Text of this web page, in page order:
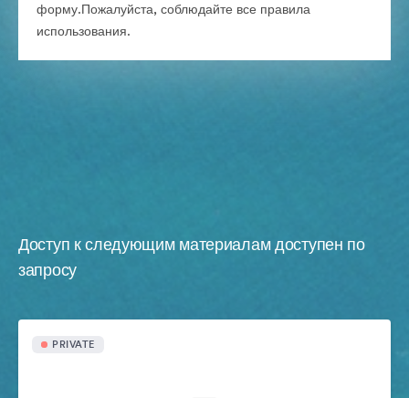
форму.Пожалуйста, соблюдайте все правила
использования.
Доступ к следующим материалам доступен по
запросу
PRIVATE